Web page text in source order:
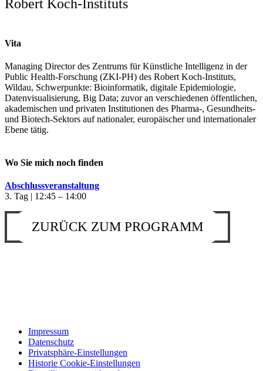
Robert Koch-Instituts
Vita
Managing Director des Zentrums für Künstliche Intelligenz in der
Public Health-Forschung (ZKI-PH) des Robert Koch-Instituts,
Wildau, Schwerpunkte: Bioinformatik, digitale Epidemiologie,
Datenvisualisierung, Big Data; zuvor an verschiedenen öffentlichen,
akademischen und privaten Institutionen des Pharma-, Gesundheits-
und Biotech-Sektors auf nationaler, europäischer und internationaler
Ebene tätig.
Wo Sie mich noch finden
Abschlussveranstaltung
3. Tag | 12:45 – 14:00
ZURÜCK ZUM PROGRAMM
Impressum
Datenschutz
Privatsphäre-Einstellungen
Historie Cookie-Einstellungen